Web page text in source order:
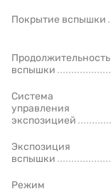
Покрытие вспышки
Продолжительность
вспышки
Система
управления
экспозицией
Экспозиция
вспышки
Режим